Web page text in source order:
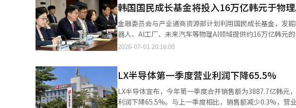
韩国国民成长基金将投入16万亿韩元于物
金融委员会与产业通商资源部计划利用国民成长基金，发
器人、AI工厂、未来汽车等物理AI领域提供约16万亿韩元
员会与产业部于1日在产业银行总部召开了“国民成长基金
企业的大规模投资与规模化发展。参加座谈会的企业包括
特）、机器人（斗山机器人、元益机器人）、未来汽车（
企业，分享了各自的成长战略。金融界则有产业银行、企
2026-07-01 20:16:00
LX半导体第一季度营业利润下降65.5%
LX半导体宣布，今年第一季度合并销售额为3887.7亿韩
利润下降65.5%。与上一季度相比，销售额减少0.3%，营